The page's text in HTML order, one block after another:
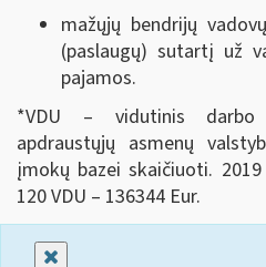
mažųjų bendrijų
(paslaugų) sutartį už
pajamos.
*VDU – vidutinis darbo
apdraustųjų asmenų
įmokų bazei skaičiuoti.
120 VDU – 136344 Eur.